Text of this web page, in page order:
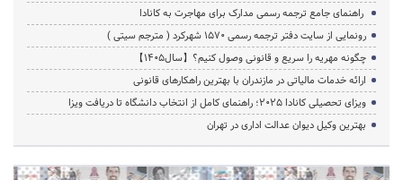
راهنمای جامع ترجمه رسمی مدارک برای مهاجرت به کانادا
رونمایی از سایت دفتر ترجمه رسمی 1570 شهرکرد ( مترجم سیتی )
چگونه مهریه را سریع و قانونی وصول کنیم؟【سال1405】
ارائه خدمات مالیاتی در مازندران با بهترین راهکارهای قانونی
ویزای تحصیلی کانادا ۲۰۲۵؛ راهنمای کامل از انتخاب دانشگاه تا دریافت ویزا
بهترین وکیل دیوان عدالت اداری در تهران